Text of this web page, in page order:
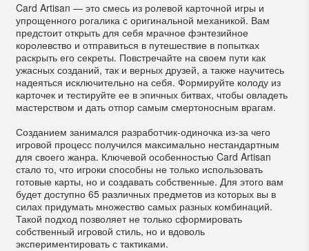
Card Artisan — это смесь из ролевой карточной игры и
упрощенного рогалика с оригинальной механикой. Вам
предстоит открыть для себя мрачное фэнтезийное
королевство и отправиться в путешествие в попытках
раскрыть его секреты. Повстречайте на своем пути как
ужасных созданий, так и верных друзей, а также научитесь
надеяться исключительно на себя. Формируйте колоду из
карточек и тестируйте ее в эпичных битвах, чтобы овладеть
мастерством и дать отпор самым смертоносным врагам.
Созданием занимался разработчик-одиночка из-за чего
игровой процесс получился максимально нестандартным
для своего жанра. Ключевой особенностью Card Artisan
стало то, что игроки способны не только использовать
готовые карты, но и создавать собственные. Для этого вам
будет доступно 65 различных предметов из которых вы в
силах придумать множество самых разных комбинаций.
Такой подход позволяет не только сформировать
собственный игровой стиль, но и вдоволь
экспериментировать с тактиками.